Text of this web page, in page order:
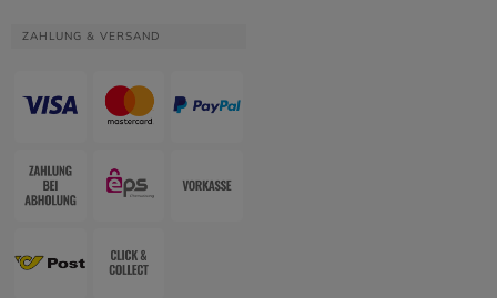
ZAHLUNG & VERSAND